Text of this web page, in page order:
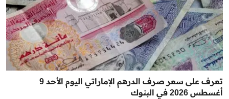
تعرف على سعر صرف الدرهم الإماراتي اليوم الأحد 9
أغسطس 2026 في البنوك